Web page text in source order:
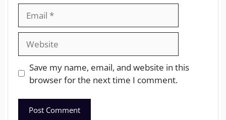
Save my name, email, and website in this
browser for the next time I comment.